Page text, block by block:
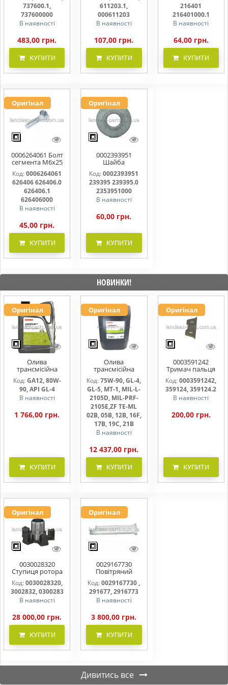
737600000
737600.1,
737600000
В наявності
483,00 грн.
КУПИТИ
000611203
611203.1,
000611203
В наявності
107,00 грн.
КУПИТИ
216401000
216401
216401000.1
В наявності
64,00 грн.
КУПИТИ
Оригінал
0006264061 Болт
сегмента М6х25
626406 626406.0
626406.1
626406000
Код:0006264061
626406 626406.0
626406.1
626406000
В наявності
45,00 грн.
КУПИТИ
Оригінал
0002393951
Шайба
контактна 239395
239395.0
2353951000
Код: 0002393951
239395 239395.0
2353951000
В наявності
60,00 грн.
КУПИТИ
НОВИНКИ!
Оригінал
Олива
трансмісійна
AGRISHIFT GA12 5
л
Код:GA12, 80W-
90, API GL-4
В наявності
1 766,00 грн.
КУПИТИ
Оригінал
Олива
трансмісійна
AGRISHIFT SYN FE
75W90 20л
Код: 75W-90, GL-4,
GL-5, MT-1, MIL-L-
2105D, MIL-PRF-
2105E,ZF TE-ML
02B, 05B, 12B, 16F,
17B, 19C, 21B
В наявності
12 437,00 грн.
КУПИТИ
Оригінал
0003591242
Тримач пальця
жниварки
Код:0003591242,
359124, 359124.2
В наявності
200,00 грн.
КУПИТИ
Оригінал
0030028320
Ступиця ротора
CLAAS
Код:0030028320,
3002832, 0300283
В наявності
28 000,00 грн.
КУПИТИ
Оригінал
0029167730
Повітряний
фільтр бака
(фільтр AdBlue)
Код: 0029167730 ,
291677, 2916773
В наявності
3 800,00 грн.
КУПИТИ
Дивитись все